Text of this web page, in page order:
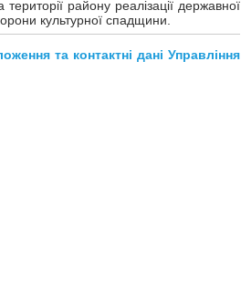
району реалізації державної
культурної спадщини.
та контактні дані Управління